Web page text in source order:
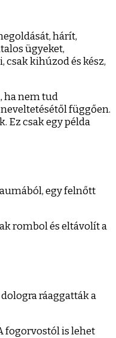
hárít,
ügyeket,
csak kihúzod és kész,
ha nem tud
függően.
Ez csak egy példa
egy felnőtt
rombol és eltávolít a
ráaggatták a
fogorvostól is lehet